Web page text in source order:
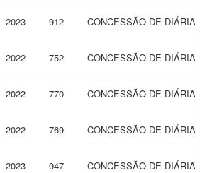
2023 912 CONCESSÃO DE DIÁRIAS
2022 752 CONCESSÃO DE DIÁRIAS
2022 770 CONCESSÃO DE DIÁRIAS
2022 769 CONCESSÃO DE DIÁRIAS
2023 947 CONCESSÃO DE DIÁRIAS